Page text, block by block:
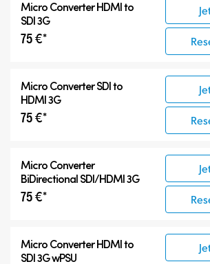
Micro ConverterHDMI to
SDI 3G
75 €*
Micro ConverterSDI to
HDMI 3G
75 €*
Micro Converter
BiDirectional SDI/HDMI 3G
75 €*
Micro ConverterHDMI to
SDI 3G wPSU